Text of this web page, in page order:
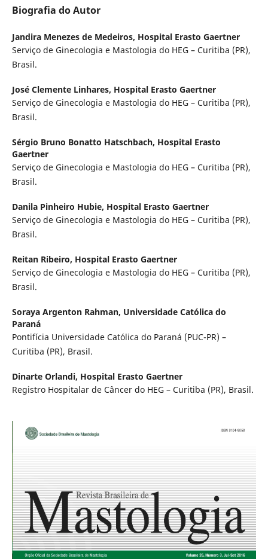
Biografia do Autor
Jandira Menezes de Medeiros, Hospital Erasto Gaertner
Serviço de Ginecologia e Mastologia do HEG – Curitiba (PR),
Brasil.
José Clemente Linhares, Hospital Erasto Gaertner
Serviço de Ginecologia e Mastologia do HEG – Curitiba (PR),
Brasil.
Sérgio Bruno Bonatto Hatschbach, Hospital Erasto
Gaertner
Serviço de Ginecologia e Mastologia do HEG – Curitiba (PR),
Brasil.
Danila Pinheiro Hubie, Hospital Erasto Gaertner
Serviço de Ginecologia e Mastologia do HEG – Curitiba (PR),
Brasil.
Reitan Ribeiro, Hospital Erasto Gaertner
Serviço de Ginecologia e Mastologia do HEG – Curitiba (PR),
Brasil.
Soraya Argenton Rahman, Universidade Católica do
Paraná
Pontifícia Universidade Católica do Paraná (PUC-PR) –
Curitiba (PR), Brasil.
Dinarte Orlandi, Hospital Erasto Gaertner
Registro Hospitalar de Câncer do HEG – Curitiba (PR), Brasil.